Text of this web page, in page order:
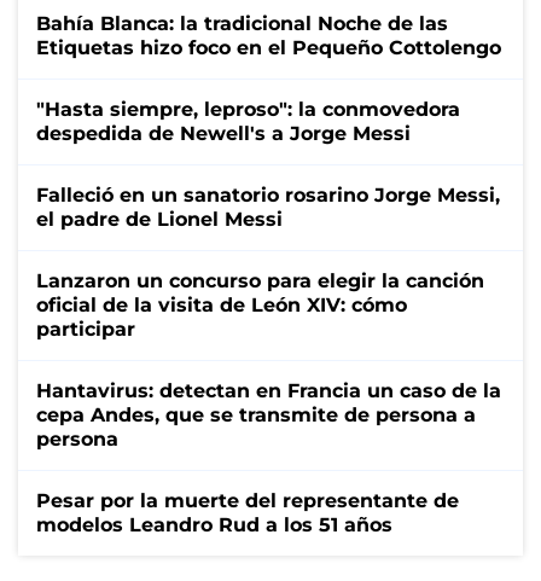
Bahía Blanca: la tradicional Noche de las
Etiquetas hizo foco en el Pequeño Cottolengo
"Hasta siempre, leproso": la conmovedora
despedida de Newell's a Jorge Messi
Falleció en un sanatorio rosarino Jorge Messi,
el padre de Lionel Messi
Lanzaron un concurso para elegir la canción
oficial de la visita de León XIV: cómo
participar
Hantavirus: detectan en Francia un caso de la
cepa Andes, que se transmite de persona a
persona
Pesar por la muerte del representante de
modelos Leandro Rud a los 51 años